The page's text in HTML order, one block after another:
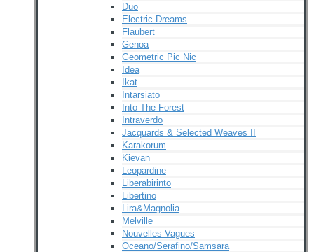
Duo
Electric Dreams
Flaubert
Genoa
Geometric Pic Nic
Idea
Ikat
Intarsiato
Into The Forest
Intraverdo
Jacquards & Selected Weaves II
Karakorum
Kievan
Leopardine
Liberabirinto
Libertino
Lira&Magnolia
Melville
Nouvelles Vagues
Oceano/Serafino/Samsara